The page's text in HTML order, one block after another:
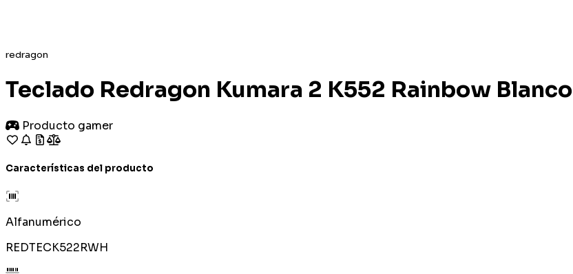
redragon
Teclado Redragon Kumara 2 K552 Rainbow Blanco
Producto gamer
Características del producto
Alfanumérico
REDTECK522RWH